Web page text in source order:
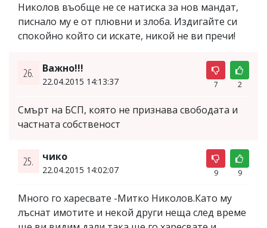
Николов въобще не се натиска за нов мандат,
писнало му е от плювни и злоба. Издигайте си
спокойно който си искате, никой не ви пречи!
26. Важно!!!
22.04.2015 14:13:37 7 2
Смърт на БСП, която не признава свободата и
частната собственост
25. чико
22.04.2015 14:02:07 9 9
Много го харесвате -Митко Николов.Като му
лъснат имотите и некой други неща след време